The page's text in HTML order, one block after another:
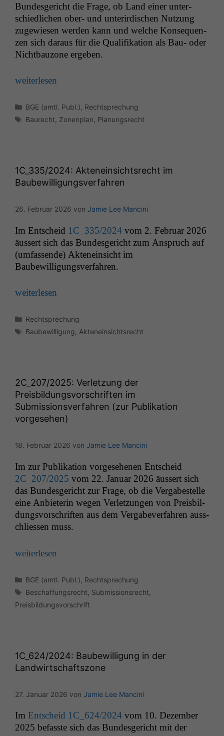
Bun­des­gericht die Frage, ob Land ein­er unter­
schiedlichen ober- und unterirdis­chen Nutzung
zugewiesen wer­den kann und welche Kon­se­quen­
zen sich daraus für die Qual­i­fika­tion als Bau- oder
Nicht­bau­zone ergeben.
weit­er­lesen
Kategorien
BGE (amtl. Publ.) Rechtsprechung
Schlagwörter
Baurecht Zonenplan Planungsrecht
1C_335/2024: Akteneinsichtsrecht im
Baubewilligungsverfahren
26. Februar 2026 von Jamie Lee Mancini
Im Entscheid 1C_335/2024 vom 2. Feb­ru­ar 2026
äussert sich das Bun­des­gericht zum Anspruch auf
(umfassende) Aktenein­sicht im
Baubewilligungsverfahren.
weit­er­lesen
Kategorien
Rechtsprechung
Schlagwörter
Baubewilligung,Akteneinsichtsrecht
2C_207/2025: Verletzung der
Preisbildungsvorschriften im
Submissionsverfahren (zur Publikation
vorgesehen)
18. Februar 2026 von Jamie Lee Mancini
Im zur Pub­lika­tion vorge­se­henen Entscheid
2C_207/2025 vom 22. Jan­u­ar 2026 äussert sich
das Bun­des­gericht zur Frage, ob die Ver­gabestelle
eine Anbi­eterin wegen Ver­let­zun­gen von Preis­bil­
dungsvorschriften aus dem Ver­gabev­er­fahren auss­
chliessen muss.
weit­er­lesen
Kategorien
BGE (amtl. Publ.) Rechtsprechung
Schlagwörter
Beschaffungsrecht Submissionsrecht
Preisbildungsvorschrift
1C_624/2024: Baubewilligung in der
Landwirtschaftszone
27. Januar 2026 von Jamie Lee Mancini
Im Entscheid 1C_624/2024 vom 10. Dezem­ber
2025 befasste sich das Bun­des­gericht mit der